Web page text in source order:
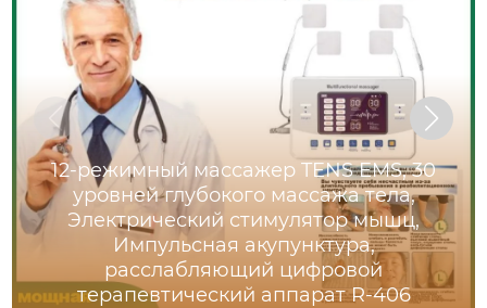
12-режимный массажер TENS EMS, 30
уровней глубокого массажа тела,
Электрический стимулятор мышц,
Импульсная акупунктура,
расслабляющий цифровой
терапевтический аппарат R-406